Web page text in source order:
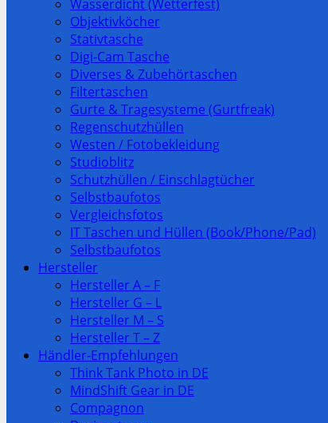
Wasserdicht (Wetterfest)
Objektivköcher
Stativtasche
Digi-Cam Tasche
Diverses & Zubehörtaschen
Filtertaschen
Gurte & Tragesysteme (Gurtfreak)
Regenschutzhüllen
Westen / Fotobekleidung
Studioblitz
Schutzhüllen / Einschlagtücher
Selbstbaufotos
Vergleichsfotos
IT Taschen und Hüllen (Book/Phone/Pad)
Selbstbaufotos
Hersteller
Hersteller A – F
Hersteller G – L
Hersteller M – S
Hersteller T – Z
Händler-Empfehlungen
Think Tank Photo in DE
MindShift Gear in DE
Compagnon